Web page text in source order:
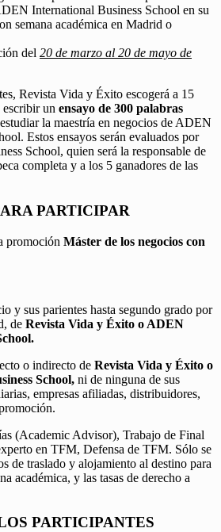
International Business School en su
semana académica en Madrid o
del 20 de marzo al 20 de mayo de
Revista Vida y Éxito escogerá a 15
escribir un ensayo de 300 palabras
la maestría en negocios de ADEN
Estos ensayos serán evaluados por
School, quien será la responsable de
completa y a los 5 ganadores de las
PARTICIPAR
promoción Máster de los negocios con
y sus parientes hasta segundo grado por
de Revista Vida y Éxito o ADEN
o indirecto de Revista Vida y Éxito o
School, ni de ninguna de sus
empresas afiliadas, distribuidores,
(Academic Advisor), Trabajo de Final
en TFM, Defensa de TFM. Sólo se
de traslado y alojamiento al destino para
académica, y las tasas de derecho a
PARTICIPANTES